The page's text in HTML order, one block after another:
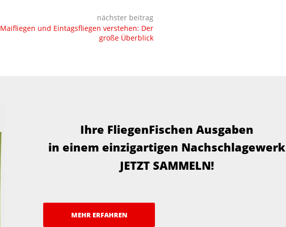
nächster beitrag
Maifliegen und Eintagsfliegen verstehen: Der
große Überblick
Ihre FliegenFischen Ausgaben
in einem einzigartigen Nachschlagewerk
JETZT SAMMELN!
MEHR ERFAHREN